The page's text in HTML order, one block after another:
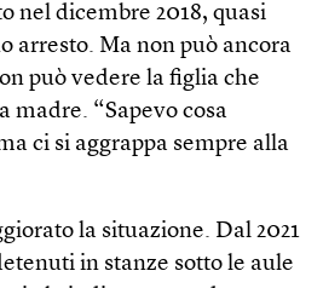
nel dicembre 2018, quasi
arresto. Ma non può ancora
può vedere la figlia che
madre. “Sapevo cosa
ci si aggrappa sempre alla
la situazione. Dal 2021
in stanze sotto le aule